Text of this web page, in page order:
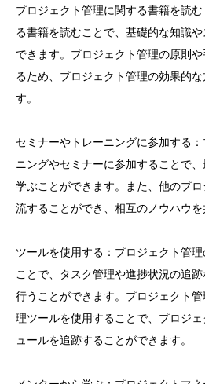
プロジェクト管理に関する書籍を読
る書籍を読むことで、基礎的な知識
できます。プロジェクト管理の原則
るため、プロジェクト管理の効果的
す。
セミナーやトレーニングに参加する
ニングやセミナーに参加することで
学ぶことができます。また、他のプ
流することができ、相互のノウハウを
ツールを使用する：プロジェクト管
ことで、タスク管理や進捗状況の追
行うことができます。プロジェクト
理ツールを使用することで、プロジ
ュールを追跡することができます。